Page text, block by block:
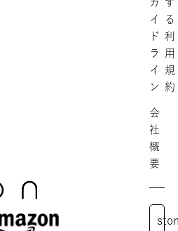
ガ
イ
ド
ラ
イ
ン
す
る
利
用
規
約
会
社
概
要